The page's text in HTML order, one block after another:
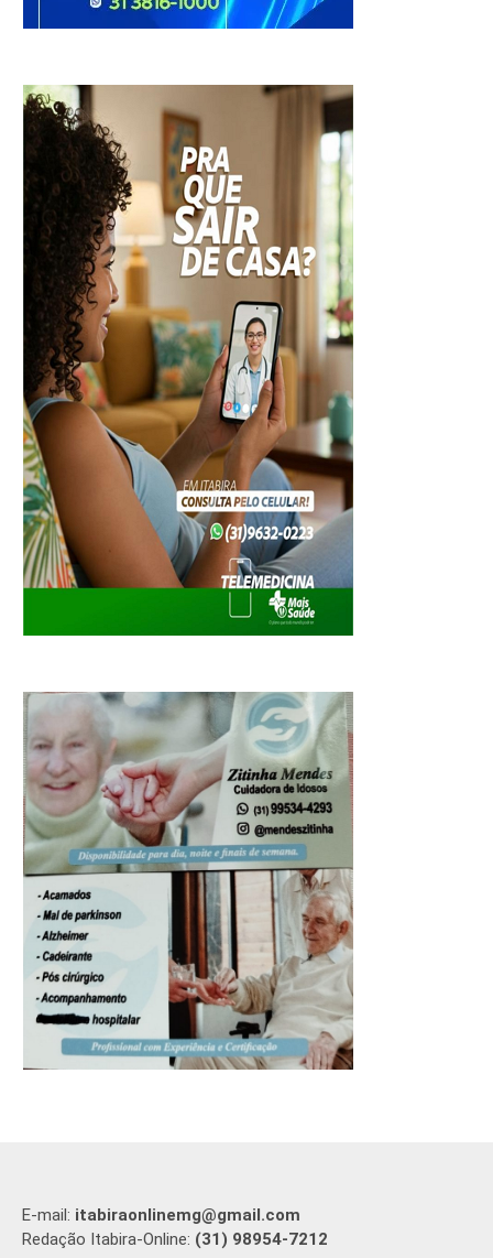
E-mail: itabiraonlinemg@gmail.com
Redação Itabira-Online: (31) 98954-7212